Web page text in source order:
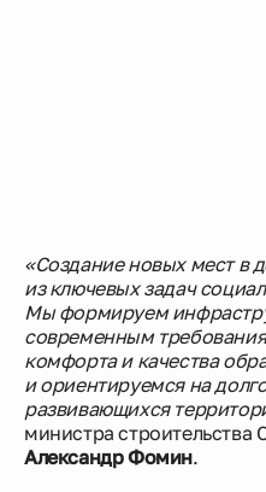
«Создание новых мест в
из ключевых задач
Мы формируем
современным
комфорта и качества
и ориентируемся на
развивающихся
министра строительства
Александр Фомин.